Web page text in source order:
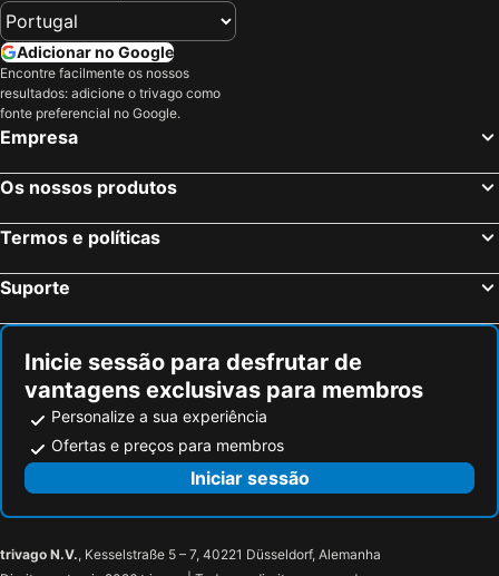
Adicionar no Google
Encontre facilmente os nossos
resultados: adicione o trivago como
fonte preferencial no Google.
Empresa
Os nossos produtos
Termos e políticas
Suporte
Inicie sessão para desfrutar de
vantagens exclusivas para membros
Personalize a sua experiência
Ofertas e preços para membros
Iniciar sessão
trivago N.V., Kesselstraße 5 – 7, 40221 Düsseldorf, Alemanha